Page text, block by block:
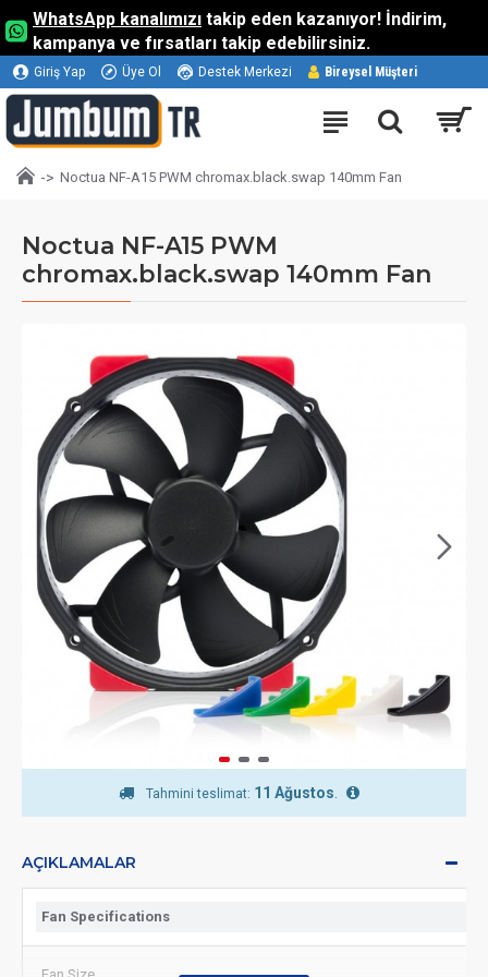
WhatsApp kanalımızı takip eden kazanıyor! İndirim,
kampanya ve fırsatları takip edebilirsiniz.
Giriş Yap Üye Ol Destek Merkezi Bireysel Müşteri
Noctua NF-A15 PWM chromax.black.swap 140mm Fan
Noctua NF-A15 PWM
chromax.black.swap 140mm Fan
Tahmini teslimat: 11 Ağustos
AÇIKLAMALAR
Fan Specifications